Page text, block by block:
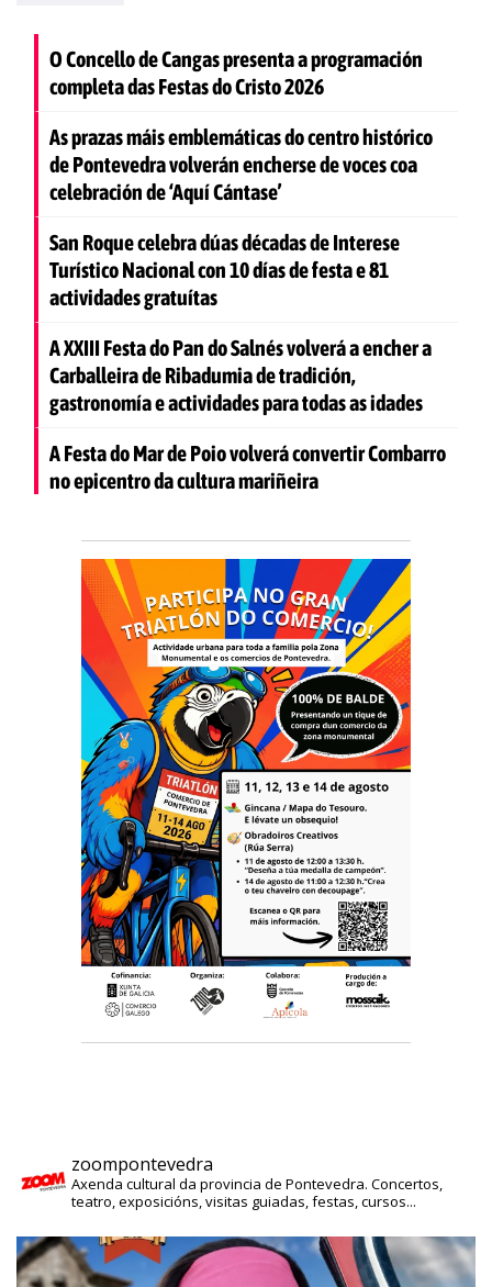
O Concello de Cangas presenta a programación
completa das Festas do Cristo 2026
As prazas máis emblemáticas do centro histórico
de Pontevedra volverán encherse de voces coa
celebración de ‘Aquí Cántase’
San Roque celebra dúas décadas de Interese
Turístico Nacional con 10 días de festa e 81
actividades gratuítas
A XXIII Festa do Pan do Salnés volverá a encher a
Carballeira de Ribadumia de tradición,
gastronomía e actividades para todas as idades
A Festa do Mar de Poio volverá convertir Combarro
no epicentro da cultura mariñeira
zoompontevedra
Axenda cultural da provincia de Pontevedra. Concertos,
teatro, exposicións, visitas guiadas, festas, cursos...